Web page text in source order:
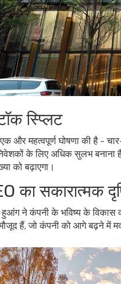
स्प्लिट
और महत्वपूर्ण घोषणा की है -
के लिए अधिक सुलभ बनाना
को बढ़ाएगा।
का सकारात्मक
ने कंपनी के भविष्य के विकास
मौजूद हैं, जो कंपनी को आगे बढ़ने में